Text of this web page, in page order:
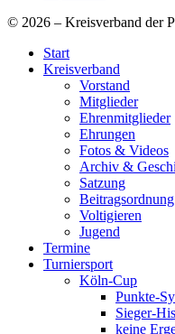
© 2026 – Kreisverband der
Start
Kreisverband
Vorstand
Mitglieder
Ehrenmitglieder
Ehrungen
Fotos & Videos
Archiv &
Satzung
Beitragsordnung
Voltigieren
Jugend
Termine
Turniersport
Köln-Cup
Punkte-
Sieger-
keine